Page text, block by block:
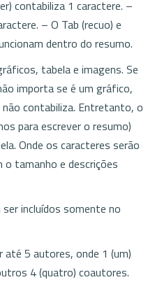
contabiliza 1 caractere. –
– O Tab (recuo) e
dentro do resumo.
tabela e imagens. Se
importa se é um gráfico,
contabiliza. Entretanto, o
para escrever o resumo)
Onde os caracteres serão
o tamanho e descrições
incluídos somente no
até 5 autores, onde 1 (um)
4 (quatro) coautores.